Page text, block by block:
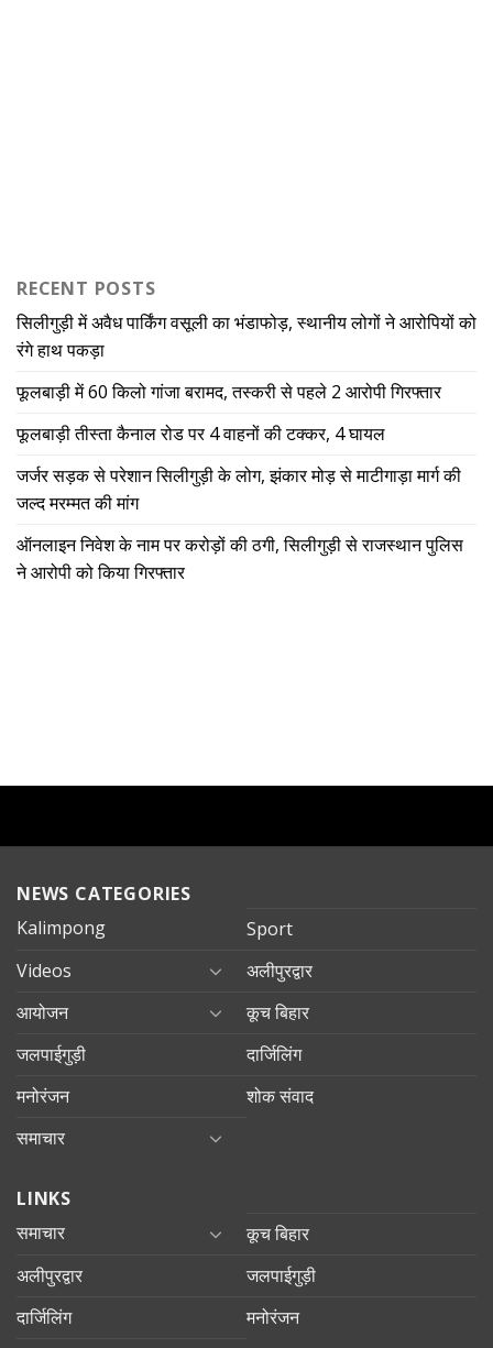
RECENT POSTS
सिलीगुड़ी में अवैध पार्किंग वसूली का भंडाफोड़, स्थानीय लोगों ने आरोपियों को
रंगे हाथ पकड़ा
फूलबाड़ी में 60 किलो गांजा बरामद, तस्करी से पहले 2 आरोपी गिरफ्तार
फूलबाड़ी तीस्ता कैनाल रोड पर 4 वाहनों की टक्कर, 4 घायल
जर्जर सड़क से परेशान सिलीगुड़ी के लोग, झंकार मोड़ से माटीगाड़ा मार्ग की
जल्द मरम्मत की मांग
ऑनलाइन निवेश के नाम पर करोड़ों की ठगी, सिलीगुड़ी से राजस्थान पुलिस
ने आरोपी को किया गिरफ्तार
NEWS CATEGORIES
Kalimpong
Sport
Videos
अलीपुरद्वार
आयोजन
कूच बिहार
जलपाईगुड़ी
दार्जिलिंग
मनोरंजन
शोक संवाद
समाचार
LINKS
समाचार
कूच बिहार
अलीपुरद्वार
जलपाईगुड़ी
दार्जिलिंग
मनोरंजन